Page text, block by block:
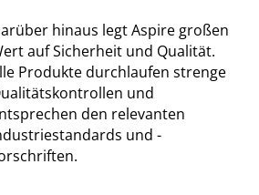
hinaus legt Aspire großen
auf Sicherheit und Qualität.
Produkte durchlaufen strenge
und
den relevanten
und -